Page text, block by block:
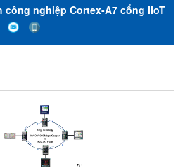
công nghiệp Cortex-A7 cổng IIoT
CAN, 4 DI, 4 DO, Máy tính nhúng
Nam, Moxa-STC Việt Nam